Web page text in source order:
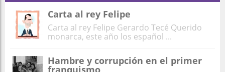
Carta al rey Felipe
Carta al rey Felipe Gerardo Tecé Querido
monarca, este año los español ...
Hambre y corrupción en el primer
franquismo